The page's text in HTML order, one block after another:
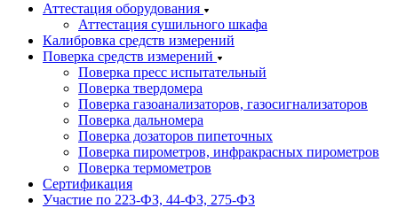
Аттестация оборудования
Аттестация сушильного шкафа
Калибровка средств измерений
Поверка средств измерений
Поверка пресс испытательный
Поверка твердомера
Поверка газоанализаторов, газосигнализаторов
Поверка дальномера
Поверка дозаторов пипеточных
Поверка пирометров, инфракрасных пирометров
Поверка термометров
Сертификация
Участие по 223-ФЗ, 44-ФЗ, 275-ФЗ